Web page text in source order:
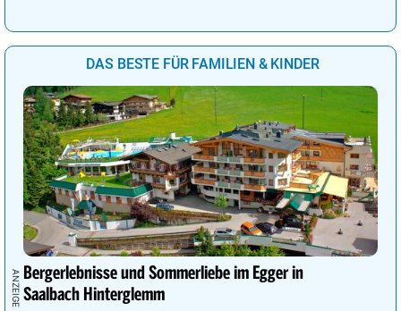
DAS BESTE FÜR FAMILIEN & KINDER
Bergerlebnisse und Sommerliebe im Egger in
Saalbach Hinterglemm